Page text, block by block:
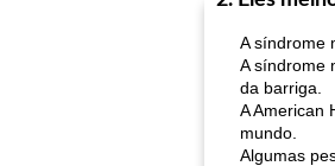
A síndrome
A síndrome
da barriga.
A American
mundo.
Algumas